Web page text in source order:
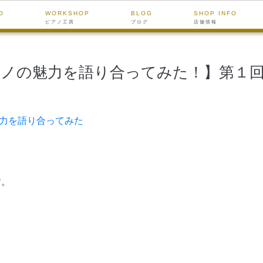
WORKSHOP
ピアノ工房
BLOG
ブログ
SHOP INFO
店舗情報
の魅力を語り合ってみた！】第１
を語り合ってみた